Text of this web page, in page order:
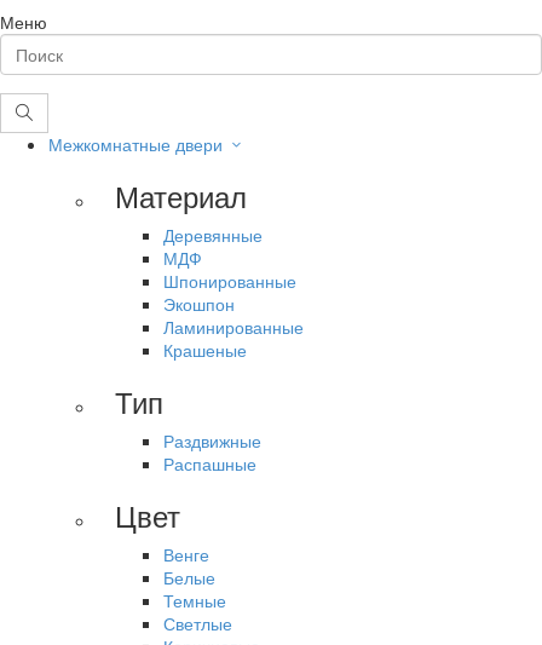
Меню
Межкомнатные двери
Материал
Деревянные
МДФ
Шпонированные
Экошпон
Ламинированные
Крашеные
Тип
Раздвижные
Распашные
Цвет
Венге
Белые
Темные
Светлые